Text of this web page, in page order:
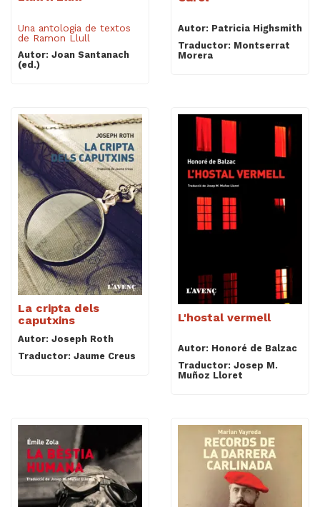
Una antologia de textos
de Ramon Llull
Autor: Joan Santanach
(ed.)
Autor: Patricia Highsmith
Traductor: Montserrat
Morera
La cripta dels
caputxins
Autor: Joseph Roth
Traductor: Jaume Creus
L'hostal vermell
Autor: Honoré de Balzac
Traductor: Josep M.
Muñoz Lloret